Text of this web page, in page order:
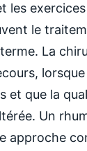
les
le
La
et que la
Un
approche